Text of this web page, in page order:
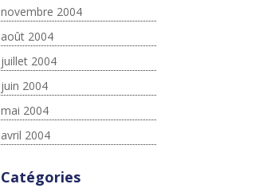
novembre 2004
août 2004
juillet 2004
juin 2004
mai 2004
avril 2004
Catégories